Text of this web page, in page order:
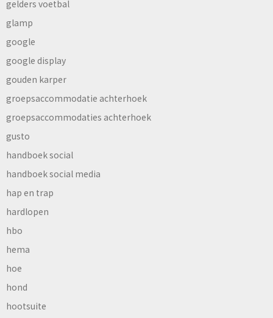
gelders voetbal
glamp
google
google display
gouden karper
groepsaccommodatie achterhoek
groepsaccommodaties achterhoek
gusto
handboek social
handboek social media
hap en trap
hardlopen
hbo
hema
hoe
hond
hootsuite